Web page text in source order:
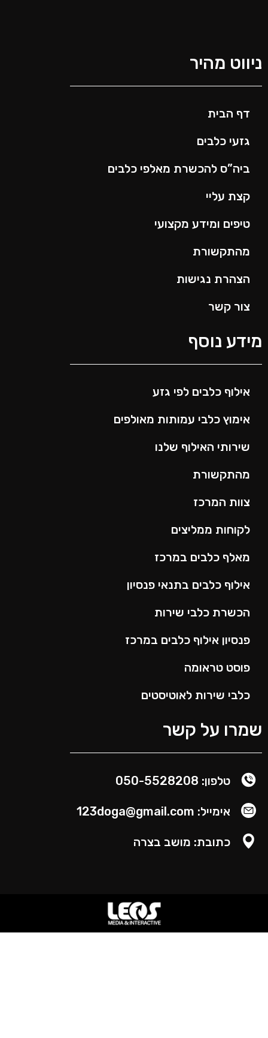
מהיר
דף הבית
גזעי כלבים
ביה”ס להכשרת מאלפי כלבים
קצת עליי
טיפים ומידע מקצועי
מהתקשורת
הצהרת נגישות
צור קשר
נוסף
אילוף כלבים לפי גזע
אימוץ כלבי עמותות מאולפים
שירותי האילוף שלנו
מהתקשורת
צוות המרכז
לקוחות ממליצים
מאלף כלבים במרכז
אילוף כלבים בתנאי פנסיון
הכשרת כלבי שירות
פנסיון אילוף כלבים במרכז
פוסט טראומה
כלבי שירות לאוטיסטים
על קשר
טלפון: 050-5528208
אימייל: 123doga@gmail.com
כתובת: מושב בצרה